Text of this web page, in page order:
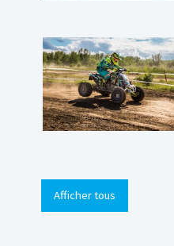
Afficher tous